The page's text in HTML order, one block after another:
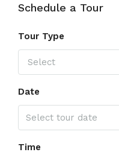
Schedule a Tour
Tour Type
Select
Date
Time